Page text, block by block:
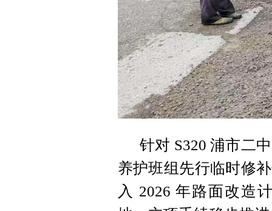
针对 S320 浦市二
养护班组先行临时修
入 2026 年路面改造